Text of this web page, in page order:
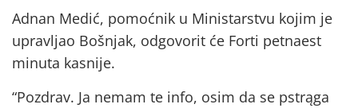
Adnan Medić, pomoćnik u Ministarstvu kojim je
upravljao Bošnjak, odgovorit će Forti petnaest
minuta kasnije.
“Pozdrav. Ja nemam te info, osim da se pstrąga